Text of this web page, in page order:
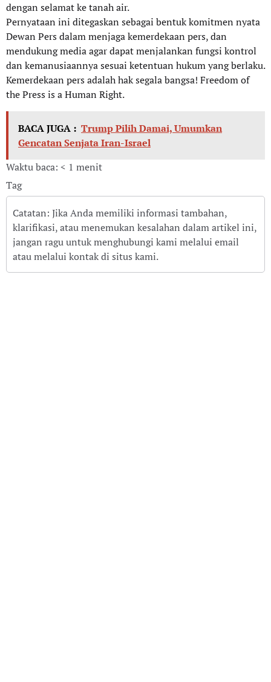
dengan selamat ke tanah air.
Pernyataan ini ditegaskan sebagai bentuk komitmen nyata
Dewan Pers dalam menjaga kemerdekaan pers, dan
mendukung media agar dapat menjalankan fungsi kontrol
dan kemanusiaannya sesuai ketentuan hukum yang berlaku.
Kemerdekaan pers adalah hak segala bangsa! Freedom of
the Press is a Human Right.
BACA JUGA : Trump Pilih Damai, Umumkan
Gencatan Senjata Iran-Israel
Waktu baca: < 1 menit
Tag
Catatan: Jika Anda memiliki informasi tambahan,
klarifikasi, atau menemukan kesalahan dalam artikel ini,
jangan ragu untuk menghubungi kami melalui email
atau melalui kontak di situs kami.